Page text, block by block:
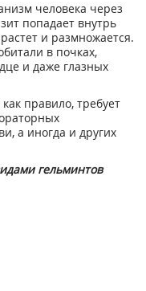
человека через
попадает внутрь
и размножается.
в почках,
и даже глазных
правило, требует
а иногда и других
гельминтов